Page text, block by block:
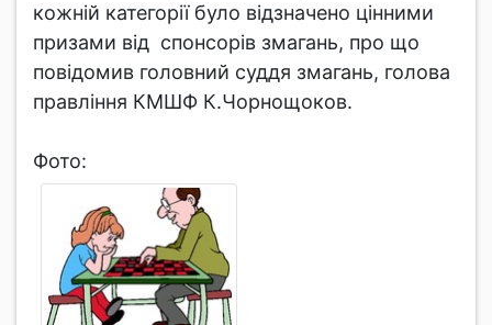
кожній категорії було відзначено цінними
призами від спонсорів змагань, про що
повідомив головний суддя змагань, голова
правління КМШФ К.Чорнощоков.
Фото: